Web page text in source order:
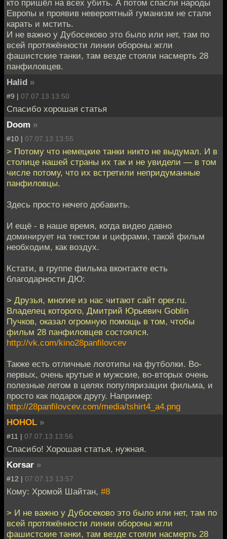
кто пришёл на всех убить. А потом спасли народы
Европы и проявив невероятный гуманизм не стали
карать и мстить.
И не важно у Дубосеково это было или нет, там по
всей протяжённости линии обороны жгли
фашистские танки, там везде стояли насмерть 28
панфиловцев.
Halid »
#9 | 07.07.13 13:50
Спасибо хорошая статья
Doom »
#10 | 07.07.13 13:55
> Потому что немецкие танки никто не выдумал. И в
столице нашей страны их так и не увидели — в том
числе потому, что их встретили непридуманные
панфиловцы.
Здесь просто нечего добавить.
И ещё - в наше время, когда видео давно
доминирует на текстом и цифрами, такой фильм
необходим, как воздух.
Кстати, в группе фильма вконтакте есть
благодарности ДЮ:
> Друзья, многие из нас читают сайт oper.ru.
Владелец которого, Дмитрий Юрьевич Goblin
Пучков, оказал огромную помощь в том, чтобы
фильм 28 панфиловцев состоялся.
http://vk.com/kino28panfilovcev
Также есть отличные логотипы на футболки. Во-
первых, очень крутые и мужские, во-вторых очень
полезные летом в целях популяризации фильма, и
просто как подарок другу. Например:
http://28panfilovcev.com/media/tshirt4_a4.png
HOHOL »
#11 | 07.07.13 13:56
Спасибо! Хорошая статья, нужная.
Korsar »
#12 | 07.07.13 13:57
Кому: Хромой Шайтан, #8
> И не важно у Дубосеково это было или нет, там по
всей протяжённости линии обороны жгли
фашистские танки, там везде стояли насмерть 28